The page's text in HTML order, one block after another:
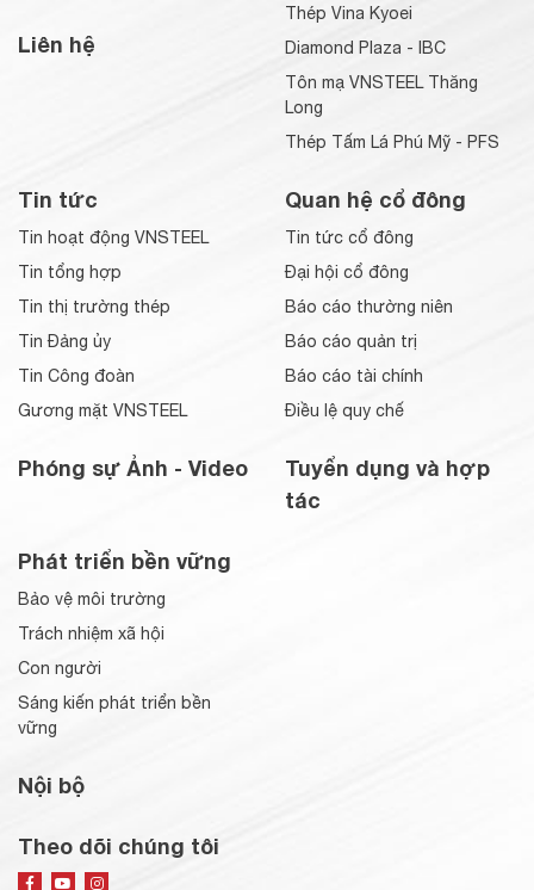
Liên hệ
Thép Vina Kyoei
Diamond Plaza - IBC
Tôn mạ VNSTEEL Thăng
Long
Thép Tấm Lá Phú Mỹ - PFS
Tin tức
Tin hoạt động VNSTEEL
Tin tổng hợp
Tin thị trường thép
Tin Đảng ủy
Tin Công đoàn
Gương mặt VNSTEEL
Phóng sự Ảnh - Video
Quan hệ cổ đông
Tin tức cổ đông
Đại hội cổ đông
Báo cáo thường niên
Báo cáo quản trị
Báo cáo tài chính
Điều lệ quy chế
Tuyển dụng và hợp
tác
Phát triển bền vững
Bảo vệ môi trường
Trách nhiệm xã hội
Con người
Sáng kiến phát triển bền
vững
Nội bộ
Theo dõi chúng tôi